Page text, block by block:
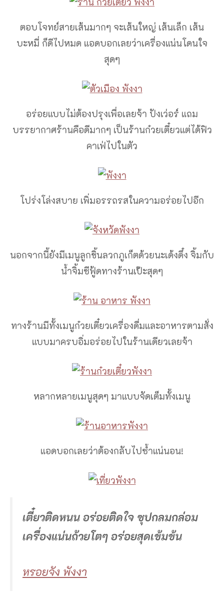
ตอบโจทย์สายเส้นมากๆ จะเส้นใหญ่ เส้นเล็ก เส้น
บะหมี่ ก็ดีไปหมด แอดบอกเลยว่าเครื่องแน่นโดนใจ
สุดๆ
อร่อยแบบไม่ต้องปรุงเพื่อเลยจ้า ปังเว่อร์ แถม
บรรยากาศร้านคือดีมากๆ เป็นร้านก๋วยเตี๋ยวแต่ได้ฟิว
คาเฟ่ไปในตัว
โปร่งโล่งสบาย เพิ่มอรรถรสในความอร่อยไปอีก
นอกจากนี้ยังมีเมนูลูกชิ้นลวกภูเก็ตด้วยนะเด้งดึ๋ง จิ้มกับ
น้ำจิ้มซีฟู้ดทางร้านเป๊ะสุดๆ
ทางร้านมีทั้งเมนูก๋วยเตี๋ยวเครื่องดื่มและอาหารตามสั่ง
แบบมาครบอิ่มอร่อยไปในร้านเดียวเลยจ้า
หลากหลายเมนูสุดๆ มาแบบจัดเต็มทั้งเมนู
แอดบอกเลยว่าต้องกลับไปซ้ำแน่นอน!
เตี๋ยวติดหนน อร่อยติดใจ ซุปกลมกล่อม
เครื่องแน่นถ้วยโตๆ อร่อยสุดเข้มข้น
หรอยจัง พังงา